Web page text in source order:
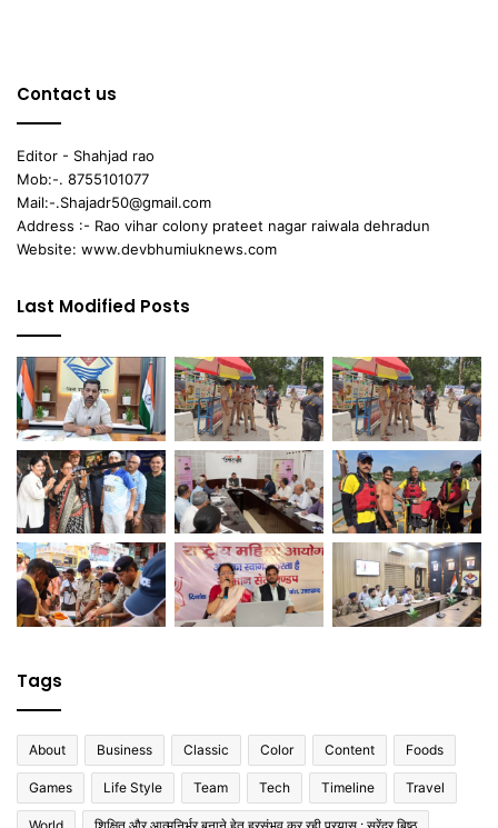
Contact us
Editor - Shahjad rao
Mob:-. 8755101077
Mail:-.Shajadr50@gmail.com
Address :- Rao vihar colony prateet nagar raiwala dehradun
Website: www.devbhumiuknews.com
Last Modified Posts
Tags
About Business Classic Color Content Foods
Games Life Style Team Tech Timeline Travel